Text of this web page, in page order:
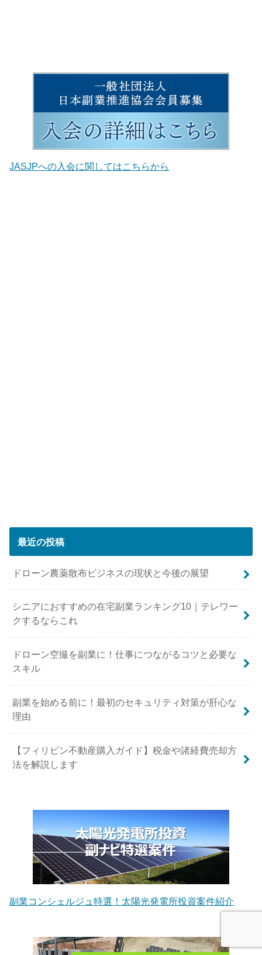
JASJPへの入会に関してはこちらから
最近の投稿
ドローン農薬散布ビジネスの現状と今後の展望
シニアにおすすめの在宅副業ランキング10｜テレワー
クするならこれ
ドローン空撮を副業に！仕事につながるコツと必要な
スキル
副業を始める前に！最初のセキュリティ対策が肝心な
理由
【フィリピン不動産購入ガイド】税金や諸経費売却方
法を解説します
副業コンシェルジュ特選！太陽光発電所投資案件紹介